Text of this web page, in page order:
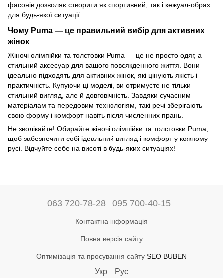
фасонів дозволяє створити як спортивний, так і кежуал-образ
для будь-якої ситуації.
Чому Puma — це правильний вибір для активних
жінок
Жіночі олімпійки та толстовки Puma — це не просто одяг, а
стильний аксесуар для вашого повсякденного життя. Вони
ідеально підходять для активних жінок, які цінують якість і
практичність. Купуючи ці моделі, ви отримуєте не тільки
стильний вигляд, але й довговічність. Завдяки сучасним
матеріалам та передовим технологіям, такі речі зберігають
свою форму і комфорт навіть після численних прань.
Не зволікайте! Обирайте жіночі олімпійки та толстовки Puma,
щоб забезпечити собі ідеальний вигляд і комфорт у кожному
русі. Відчуйте себе на висоті в будь-яких ситуаціях!
063 720-78-28 095 700-40-15
Контактна інформація
Повна версія сайту
Оптимізація та просування сайту SEO BUBEN
Укр Рус